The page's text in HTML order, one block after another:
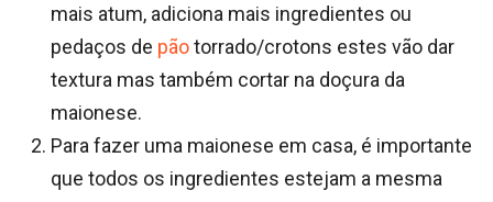
mais atum, adiciona mais ingredientes ou
pedaços de pãotorrado/crotons estes vão dar
textura mas também cortar na doçura da
maionese.
Para fazer uma maionese em casa, é importante
que todos os ingredientes estejam a mesma